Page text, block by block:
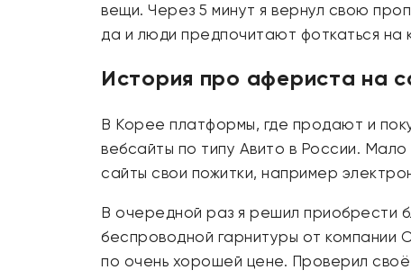
вещи. Через 5 минут я вернул свою
да и люди предпочитают фоткаться на
История про афериста на
В Корее платформы, где продают и
вебсайты по типу Авито в России.
сайты свои пожитки, например
В очередной раз я решил приобрести
беспроводной гарнитуры от компании
по очень хорошей цене. Проверил